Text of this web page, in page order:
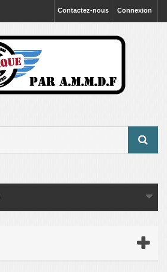
Connexion
Contactez-nous